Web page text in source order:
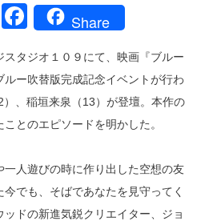
Li
F
c
e
b
o
k
Share
タジオ１０９にて、映画『ブルー
ルー吹替版完成記念イベントが行わ
、稲垣来泉（13）が登壇。本作の
とのエピソードを明かした。
人遊びの時に作り出した空想の友
でも、そばであなたを見守ってく
ドの新進気鋭クリエイター、ジョ